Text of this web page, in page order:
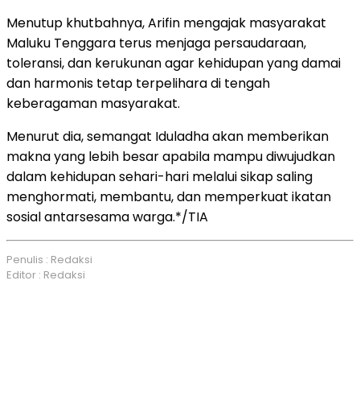
Menutup khutbahnya, Arifin mengajak masyarakat
Maluku Tenggara terus menjaga persaudaraan,
toleransi, dan kerukunan agar kehidupan yang damai
dan harmonis tetap terpelihara di tengah
keberagaman masyarakat.
Menurut dia, semangat Iduladha akan memberikan
makna yang lebih besar apabila mampu diwujudkan
dalam kehidupan sehari-hari melalui sikap saling
menghormati, membantu, dan memperkuat ikatan
sosial antarsesama warga.*/TIA
Penulis : Redaksi
Editor : Redaksi